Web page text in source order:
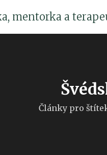
mentorka a
Články pro